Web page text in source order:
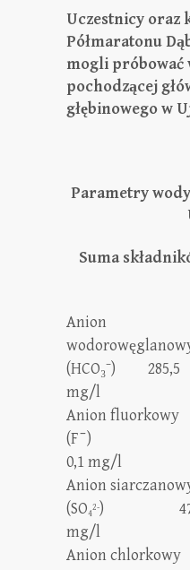
Uczestnicy oraz
Półmaratonu
mogli próbować
pochodzącej
głębinowego w
Parametry
Suma
Anion
(HCO₃⁻) 285,5
mg/l
Anion fluorkowy
0,1 mg/l
Anion
(SO4
2-)
mg/l
Anion chlorkowy